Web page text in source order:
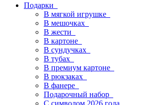
Подарки
В мягкой игрушке
В мешочках
В жести
В картоне
В сундучках
В тубах
В премиум картоне
В рюкзаках
В фанере
Подарочный набор
С символом 2026 года